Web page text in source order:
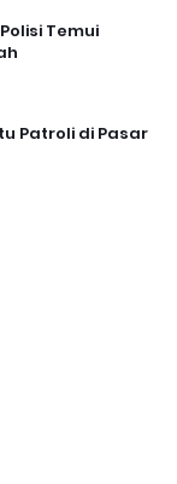
Temui
Patroli di Pasar